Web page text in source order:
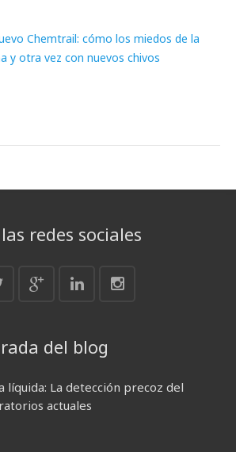
Chemtrail: cómo los miedos de la
y otra vez con nuevos chivos
redes sociales
del blog
líquida: La detección precoz del
actuales